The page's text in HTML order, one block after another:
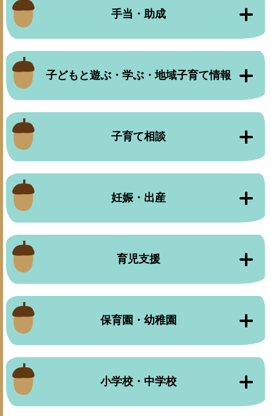
手当・助成
子どもと遊ぶ・学ぶ・地域子育て情報
子育て相談
妊娠・出産
育児支援
保育園・幼稚園
小学校・中学校